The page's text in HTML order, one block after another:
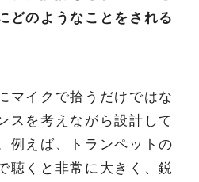
どのようなことをされる
マイクで拾うだけではな
スを考えながら設計して
例えば、トランペットの
聴くと非常に大きく、鋭